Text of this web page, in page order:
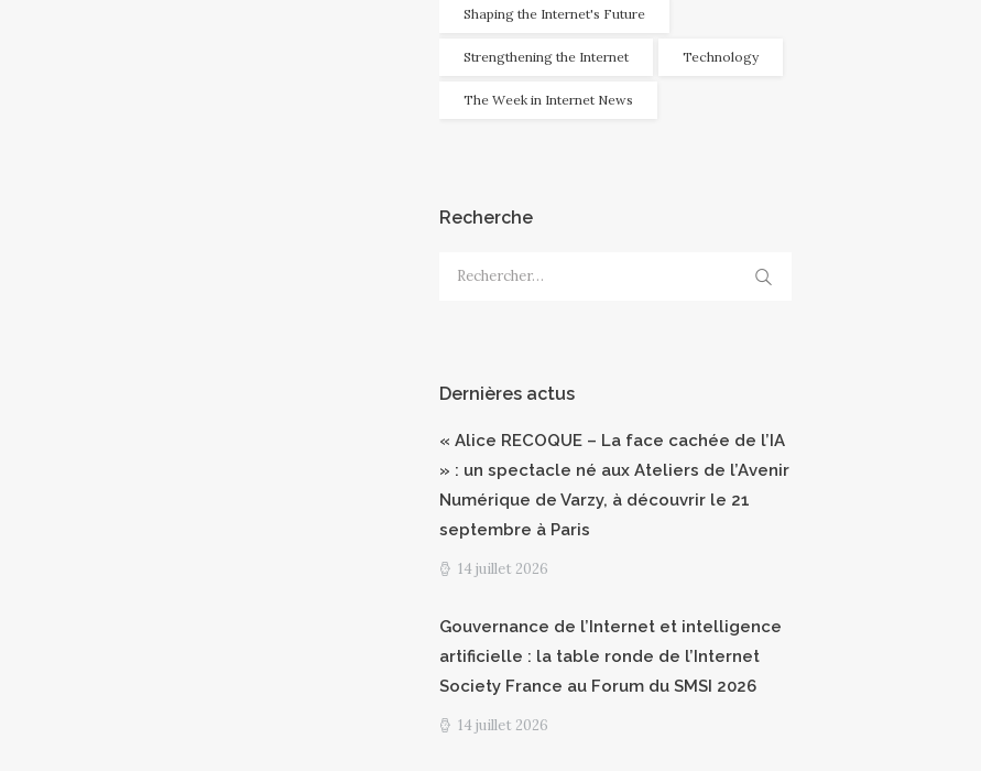
Shaping the Internet's Future
Strengthening the Internet Technology
The Week in Internet News
Recherche
Rechercher :
Dernières actus
« Alice RECOQUE – La face cachée de l’IA
» : un spectacle né aux Ateliers de l’Avenir
Numérique de Varzy, à découvrir le 21
septembre à Paris
14 juillet 2026
Gouvernance de l’Internet et intelligence
artificielle : la table ronde de l’Internet
Society France au Forum du SMSI 2026
14 juillet 2026